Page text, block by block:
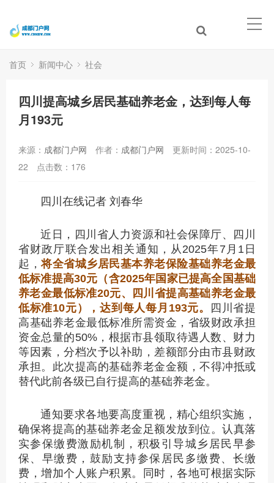
首页 新闻中心 社会
四川提高城乡居民基础养老金，达到每人每
月193元
来源： 成都门户网 作者： 成都门户网
更新时间：2025-10-
22
点击数： 176
四川在线记者 刘春华
近日，四川省人力资源和社会保障厅、四川
省财政厅联合发出相关通知，从2025年7月1日
起，将全省城乡居民基本养老保险基础养老金最
低标准提高30元（含2025年国家已提高全国基础
养老金最低标准20元、四川省提高基础养老金最
低标准10元），达到每人每月193元。
四川省提
高基础养老金最低标准所需资金，省级财政承担
资金总量的50%，根据市县领取待遇人数、财力
等因素，分档次予以补助，差额部分由市县财政
承担。此次提高的基础养老金金额，不得冲抵或
替代此前各级已自行提高的基础养老金。
通知要求各地要高度重视，精心组织实施，
确保将提高的基础养老金足额发放到位。认真落
实参保缴费激励机制，积极引导城乡居民早参
保、早缴费，鼓励支持参保居民多缴费、长缴
费，增加个人账户积累。同时，各地可根据实际